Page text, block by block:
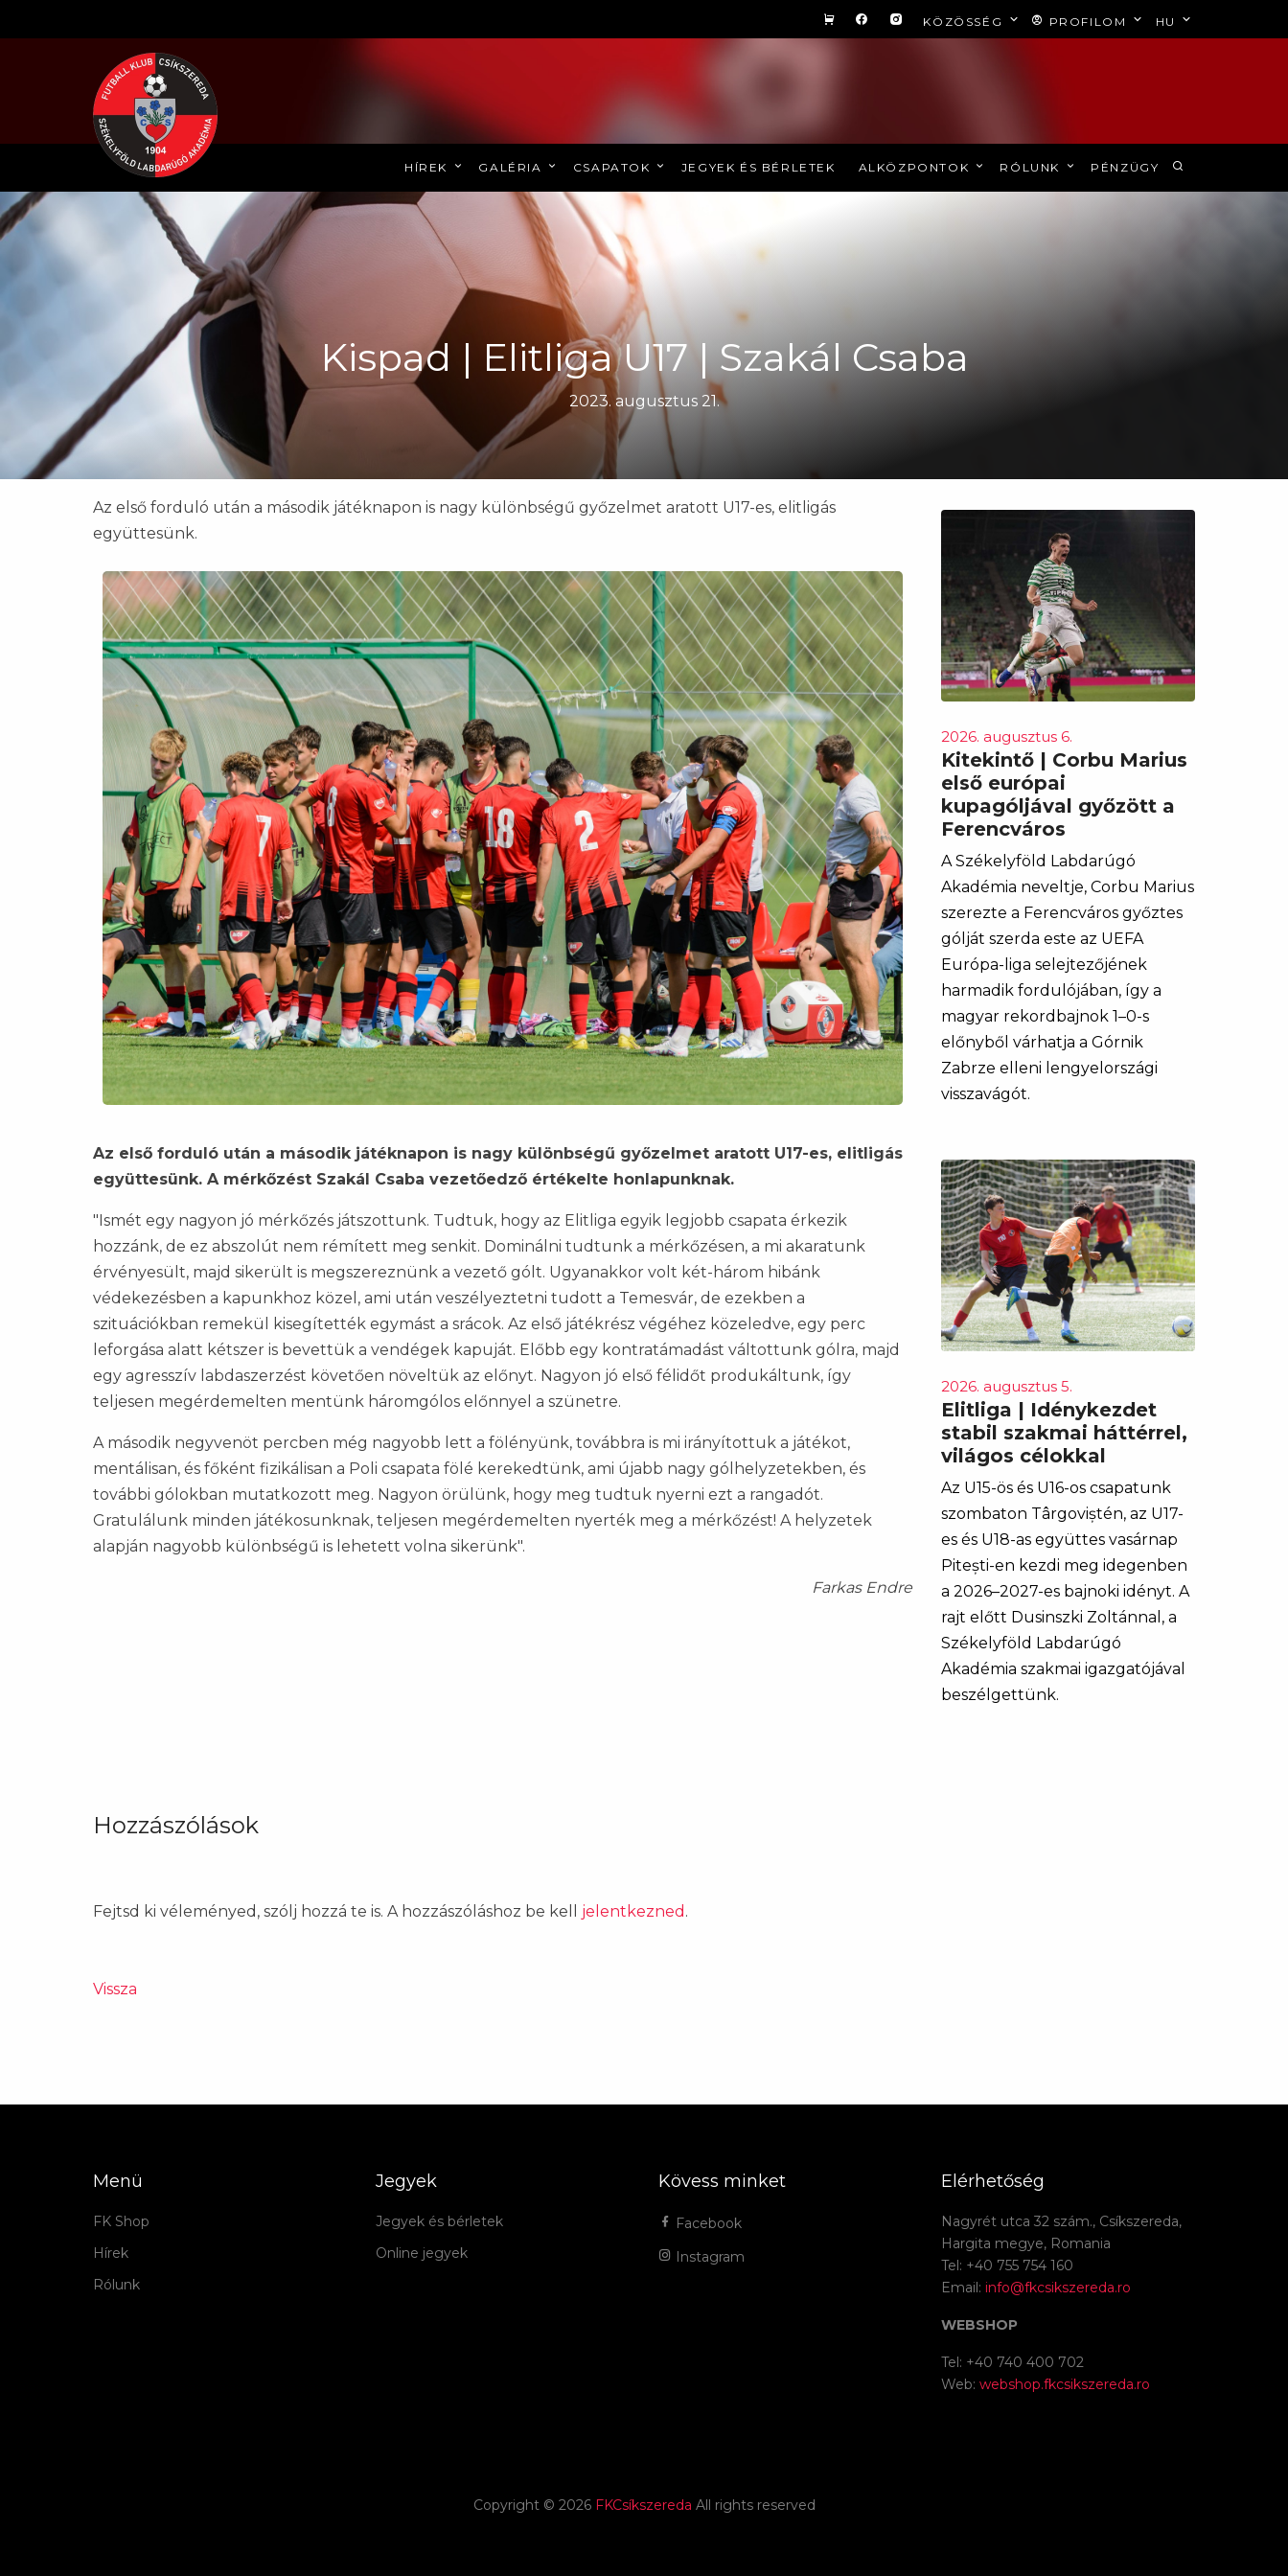
KÖZÖSSÉG PROFILOM HU
HÍREK GALÉRIA CSAPATOK JEGYEK ÉS BÉRLETEK ALKÖZPONTOK RÓLUNK PÉNZÜGY
Kispad | Elitliga U17 | Szakál Csaba
2023. augusztus 21.
Az első forduló után a második játéknapon is nagy különbségű győzelmet aratott U17-es, elitligás
együttesünk.
Az első forduló után a második játéknapon is nagy különbségű győzelmet aratott U17-es, elitligás
együttesünk. A mérkőzést Szakál Csaba vezetőedző értékelte honlapunknak.
"Ismét egy nagyon jó mérkőzés játszottunk. Tudtuk, hogy az Elitliga egyik legjobb csapata érkezik
hozzánk, de ez abszolút nem rémített meg senkit. Dominálni tudtunk a mérkőzésen, a mi akaratunk
érvényesült, majd sikerült is megszereznünk a vezető gólt. Ugyanakkor volt két-három hibánk
védekezésben a kapunkhoz közel, ami után veszélyeztetni tudott a Temesvár, de ezekben a
szituációkban remekül kisegítették egymást a srácok. Az első játékrész végéhez közeledve, egy perc
leforgása alatt kétszer is bevettük a vendégek kapuját. Előbb egy kontratámadást váltottunk gólra, majd
egy agresszív labdaszerzést követően növeltük az előnyt. Nagyon jó első félidőt produkáltunk, így
teljesen megérdemelten mentünk háromgólos előnnyel a szünetre.
A második negyvenöt percben még nagyobb lett a fölényünk, továbbra is mi irányítottuk a játékot,
mentálisan, és főként fizikálisan a Poli csapata fölé kerekedtünk, ami újabb nagy gólhelyzetekben, és
további gólokban mutatkozott meg. Nagyon örülünk, hogy meg tudtuk nyerni ezt a rangadót.
Gratulálunk minden játékosunknak, teljesen megérdemelten nyerték meg a mérkőzést! A helyzetek
alapján nagyobb különbségű is lehetett volna sikerünk".
Farkas Endre
2026. augusztus 6.
Kitekintő | Corbu Marius
első európai
kupagóljával győzött a
Ferencváros
A Székelyföld Labdarúgó
Akadémia neveltje, Corbu Marius
szerezte a Ferencváros győztes
gólját szerda este az UEFA
Európa-liga selejtezőjének
harmadik fordulójában, így a
magyar rekordbajnok 1–0-s
előnyből várhatja a Górnik
Zabrze elleni lengyelországi
visszavágót.
2026. augusztus 5.
Elitliga | Idénykezdet
stabil szakmai háttérrel,
világos célokkal
Az U15-ös és U16-os csapatunk
szombaton Târgoviștén, az U17-
es és U18-as együttes vasárnap
Pitești-en kezdi meg idegenben
a 2026–2027-es bajnoki idényt. A
rajt előtt Dusinszki Zoltánnal, a
Székelyföld Labdarúgó
Akadémia szakmai igazgatójával
beszélgettünk.
Hozzászólások
Fejtsd ki véleményed, szólj hozzá te is. A hozzászóláshoz be kell jelentkezned .
Vissza
Menü
FK Shop
Hírek
Rólunk
Jegyek
Jegyek és bérletek
Online jegyek
Kövess minket
Facebook
Instagram
Elérhetőség
Nagyrét utca 32 szám., Csíkszereda,
Hargita megye, Romania
Tel: +40 755 754 160
Email: info@fkcsikszereda.ro
WEBSHOP
Tel: +40 740 400 702
Web: webshop.fkcsikszereda.ro
Copyright © 2026 FKCsíkszereda All rights reserved